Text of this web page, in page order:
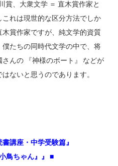
賞、大衆文学 ＝ 直木賞作家と
れは現世的な区分方法でしか
賞作家ですが、純文学的資質
たちの同時代文学の中で、将
んの 『神様のボート』 などが
ないと思うのであります。
講座・中学受験篇』
鳥ちゃん』』 ■